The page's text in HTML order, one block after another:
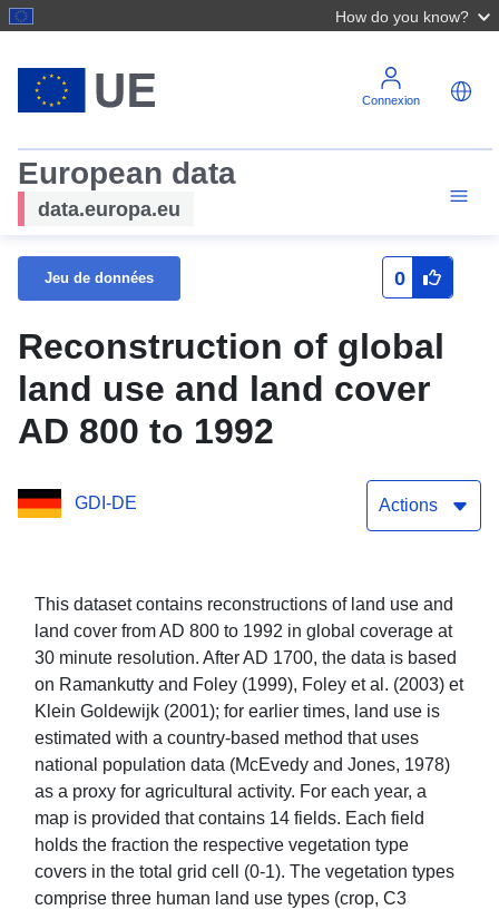
How do you know?
Connexion
European data
data.europa.eu
Jeu de données 0
Reconstruction of global
land use and land cover
AD 800 to 1992
GDI-DE Actions
This dataset contains reconstructions of land use and
land cover from AD 800 to 1992 in global coverage at
30 minute resolution. After AD 1700, the data is based
on Ramankutty and Foley (1999), Foley et al. (2003) et
Klein Goldewijk (2001); for earlier times, land use is
estimated with a country-based method that uses
national population data (McEvedy and Jones, 1978)
as a proxy for agricultural activity. For each year, a
map is provided that contains 14 fields. Each field
holds the fraction the respective vegetation type
covers in the total grid cell (0-1). The vegetation types
comprise three human land use types (crop, C3